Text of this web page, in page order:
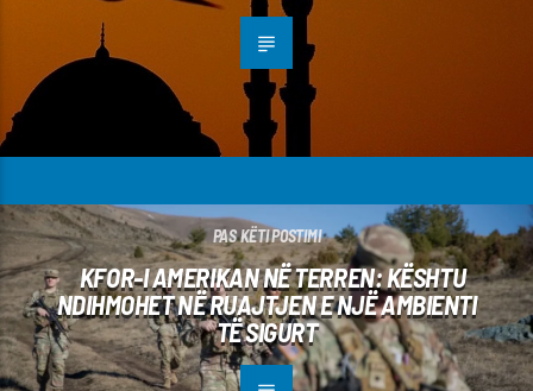
PAS KËTI POSTIMI
KFOR-I AMERIKAN NË TERREN: KËSHTU
NDIHMOHET NË RUAJTJEN E NJË AMBIENTI
TË SIGURT